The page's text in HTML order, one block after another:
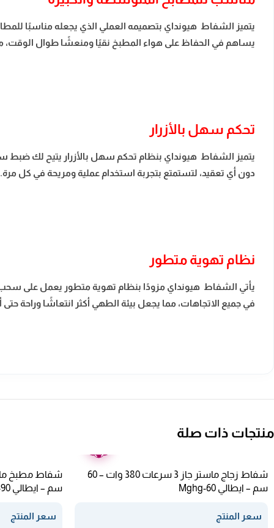
يتميز الشفاط هيونداي بتصميمه العملي الذي يجعله مناسبًا
يساهم في الحفاظ على هواء المطبخ نقيًا ومنعشًا طوال الوقت،
تحكم سهل بالأزرار
يتميز الشفاط هيونداي بنظام تحكم سهل بالأزرار يتيح لك
دون أي تعقيد، لتستمتع بتجربة استخدام عملية ومريحة في كل مرة.
نظام تهوية متطور
يأتي الشفاط هيونداي مزودًا بنظام تهوية متطور يعمل على سحب
في جميع الاتجاهات، مما يجعل بيئة الطهي أكثر انتعاشًا وراحة حتى
منتجات ذات صلة
شفاط زجاج ماستر جاز 3 سرعات 380 وات – 60
سم – ايطالي Mghg-60
سعر المنتج
سم – ايطالي Mghc-90
سعر المنتج